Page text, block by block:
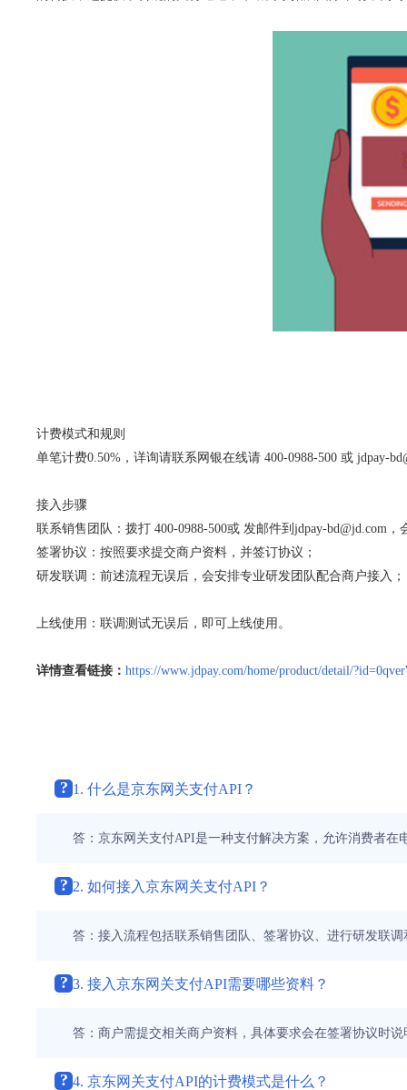
计费模式和规则
单笔计费0.50%，详询请联系网银在线请 400-0988-500 或 jdpay-
接入步骤
联系销售团队：拨打 400-0988-500或 发邮件到jdpay-bd@jd.com
签署协议：按照要求提交商户资料，并签订协议；
研发联调：前述流程无误后，会安排专业研发团队配合商户接入；
上线使用：联调测试无误后，即可上线使用。
详情查看链接： https://www.jdpay.com/home/product/detail/
? 1. 什么是京东网关支付API？
答：京东网关支付API是一种支付解决方案，允许消费者
? 2. 如何接入京东网关支付API？
答：接入流程包括联系销售团队、签署协议、进行研发联
? 3. 接入京东网关支付API需要哪些资料？
答：商户需提交相关商户资料，具体要求会在签署协议时说
? 4. 京东网关支付API的计费模式是什么？